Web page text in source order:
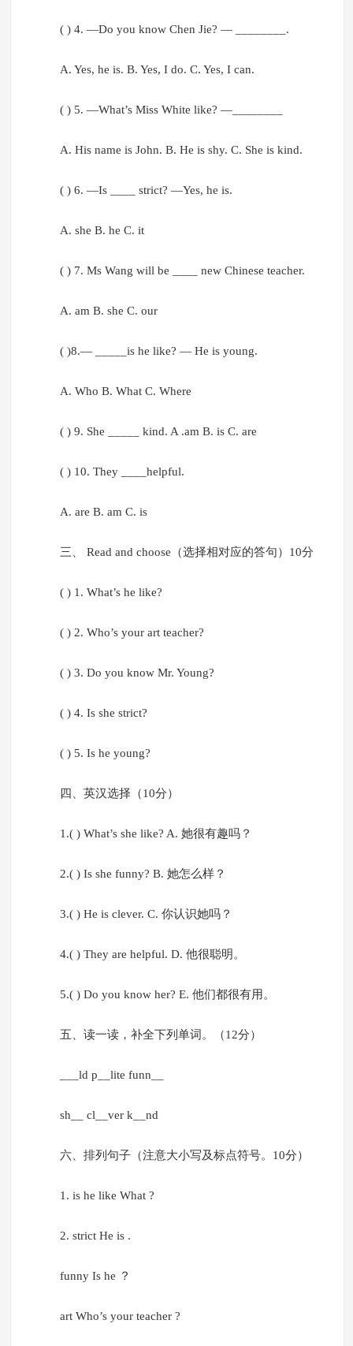
( ) 4. —Do you know Chen Jie? — ________.
A. Yes, he is. B. Yes, I do. C. Yes, I can.
( ) 5. —What’s Miss White like? —________
A. His name is John. B. He is shy. C. She is kind.
( ) 6. —Is ____ strict? —Yes, he is.
A. she B. he C. it
( ) 7. Ms Wang will be ____ new Chinese teacher.
A. am B. she C. our
( )8.— _____is he like? — He is young.
A. Who B. What C. Where
( ) 9. She _____ kind. A .am B. is C. are
( ) 10. They ____helpful.
A. are B. am C. is
三、 Read and choose（选择相对应的答句）10分
( ) 1. What’s he like?
( ) 2. Who’s your art teacher?
( ) 3. Do you know Mr. Young?
( ) 4. Is she strict?
( ) 5. Is he young?
四、英汉选择（10分）
1.( ) What’s she like? A. 她很有趣吗？
2.( ) Is she funny? B. 她怎么样？
3.( ) He is clever. C. 你认识她吗？
4.( ) They are helpful. D. 他很聪明。
5.( ) Do you know her? E. 他们都很有用。
五、读一读，补全下列单词。（12分）
___ld p__lite funn__
sh__ cl__ver k__nd
六、排列句子（注意大小写及标点符号。10分）
1. is he like What ?
2. strict He is .
funny Is he ？
art Who’s your teacher ?